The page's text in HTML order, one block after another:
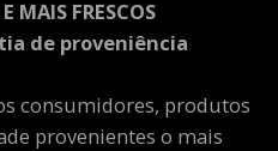
MAIS FRESCOS
de proveniência
consumidores, produtos
provenientes o mais